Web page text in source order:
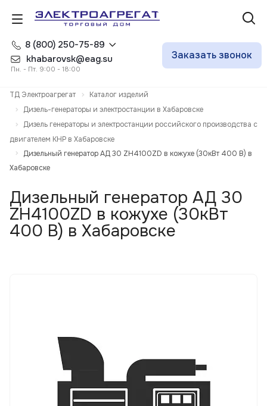
8 (800) 250-75-89
khabarovsk@eag.su
Пн. - Пт. 9:00 - 18:00
Заказать звонок
ТД Электроагрегат
Каталог изделий
Дизель-генераторы и электростанции в Хабаровске
Дизель генераторы и электростанции российского производства с
двигателем КНР в Хабаровске
Дизельный генератор АД 30 ZH4100ZD в кожухе (30кВт 400 В) в
Хабаровске
Дизельный генератор АД 30
ZH4100ZD в кожухе (30кВт
400 В) в Хабаровске